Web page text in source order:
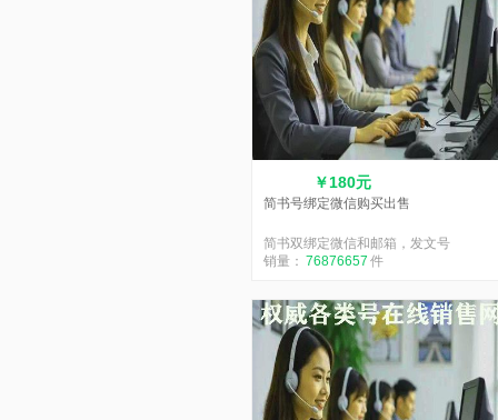
￥180元
简书号绑定微信购买出售
简书双绑定微信和邮箱，发文号
销量： 76876657 件